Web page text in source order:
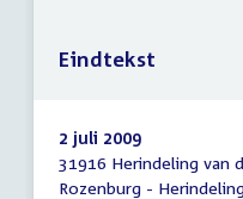
Eindtekst
2 juli 2009
31916 Herindeling van
Rozenburg -
Eindtekst